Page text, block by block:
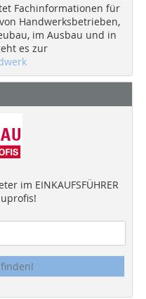
Fachinformationen für
Handwerksbetrieben,
im Ausbau und in
es zur
im EINKAUFSFÜHRER